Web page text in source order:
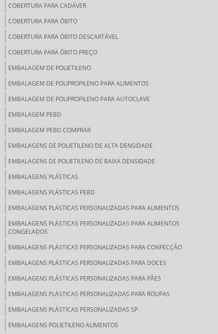
COBERTURA PARA CADÁVER
COBERTURA PARA ÓBITO
COBERTURA PARA ÓBITO DESCARTÁVEL
COBERTURA PARA ÓBITO PREÇO
EMBALAGEM DE POLIETILENO
EMBALAGEM DE POLIPROPILENO PARA ALIMENTOS
EMBALAGEM DE POLIPROPILENO PARA AUTOCLAVE
EMBALAGEM PEBD
EMBALAGEM PEBD COMPRAR
EMBALAGENS DE POLIETILENO DE ALTA DENSIDADE
EMBALAGENS DE POLIETILENO DE BAIXA DENSIDADE
EMBALAGENS PLÁSTICAS
EMBALAGENS PLÁSTICAS PEBD
EMBALAGENS PLÁSTICAS PERSONALIZADAS PARA ALIMENTOS
EMBALAGENS PLÁSTICAS PERSONALIZADAS PARA ALIMENTOS
CONGELADOS
EMBALAGENS PLÁSTICAS PERSONALIZADAS PARA CONFECÇÃO
EMBALAGENS PLÁSTICAS PERSONALIZADAS PARA DOCES
EMBALAGENS PLÁSTICAS PERSONALIZADAS PARA PÃES
EMBALAGENS PLÁSTICAS PERSONALIZADAS PARA ROUPAS
EMBALAGENS PLÁSTICAS PERSONALIZADAS SP
EMBALAGENS POLIETILENO ALIMENTOS